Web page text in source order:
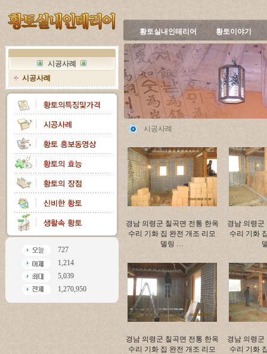
황토실내인테리어 황토이야기
시공사례
시공사례
727
1,214
5,039
1,270,950
시공사례
경남 의령군 칠곡면 전통 한옥
수리 기화 집 완전 개조 리모
델링 …
경남 의령군
수리 기화
경남 의령군 칠곡면 전통 한옥
수리 기화 집 완전 개조 리모
경남 의령군
수리 기화